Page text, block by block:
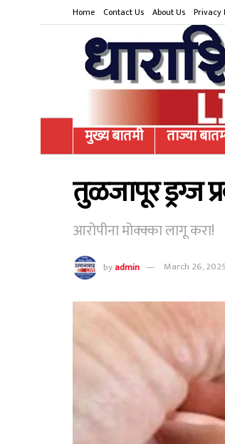
Home Contact Us About Us Privacy
मुख्य बातमी ताज्या
तुळजापूर ड्रग्ज
आरोपीना मोक्क्का लागू करा!
byadmin March 26, 2025